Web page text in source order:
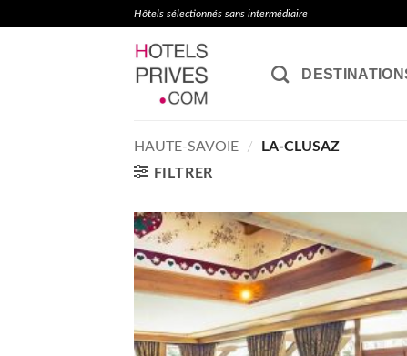
Hôtels sélectionnés sans intermédiaire
HAUTE-SAVOIE /
LA-CLUSAZ
FILTRER